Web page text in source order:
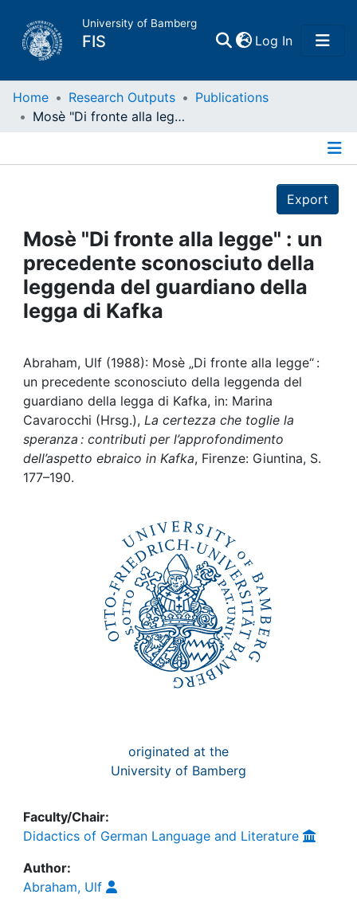
University of Bamberg
FIS Log In(current)
Home
Projects
People
Institutions
Awards
My FIS
Help
Home Research Outputs
Publications
Mosè "Di fronte alla legge" : un precedente sconosciuto della leggenda del guardiano della legga di Kafka
Export
Mosè "Di fronte alla legge" : un
precedente sconosciuto della
leggenda del guardiano della
legga di Kafka
Abraham, Ulf (1988): Mosè „Di fronte alla legge“ :
un precedente sconosciuto della leggenda del
guardiano della legga di Kafka, in: Marina
Cavarocchi (Hrsg.), La certezza che toglie la
speranza : contributi per l’approfondimento
dell’aspetto ebraico in Kafka, Firenze: Giuntina, S.
177–190.
originated at the
University of Bamberg
Faculty/Chair:
Didactics of German Language and Literature
Author:
Abraham, Ulf